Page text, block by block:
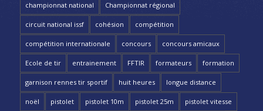
championnat national Championnat régional
circuit national issf cohésion compétition
compétition internationale concours concours amicaux
Ecole de tir entrainement FFTIR formateurs formation
garnison rennes tir sportif huit heures longue distance
noël pistolet pistolet 10m pistolet 25m pistolet vitesse